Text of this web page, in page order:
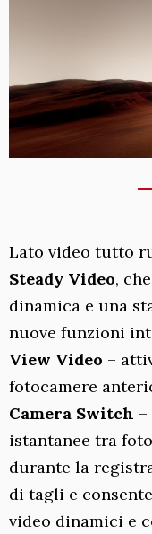
Lato video tutto
Steady Video,
dinamica e una
nuove funzioni
View Video –
fotocamere
Camera Switch
istantanee tra
durante la
di tagli e
video dinamici e